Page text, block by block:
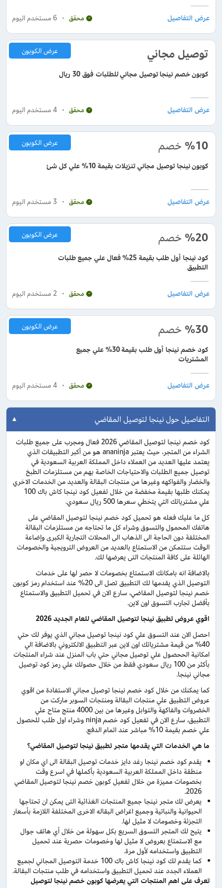
محقق 6مستخدم اليوم
توصيل مجاني
كوبون خصم نينجا توصيل مجاني للطلبات فوق 30 ريال
عرض الكوبون
محقق 4مستخدم اليوم
%10 خصم
كوبون نينجا توصيل مجاني تنزيلات بقيمة 10% علي كل شئ
عرض الكوبون
محقق 3 مستخدم اليوم
%20 خصم
كود نينجا أول طلب بقيمة 25% فعال علي جميع طلبات
التطبيق
عرض الكوبون
محقق 2 مستخدم اليوم
%30 خصم
كود خصم نينجا أول طلب بقيمة 30% علي جميع
المشتريات
عرض الكوبون
محقق 4مستخدم اليوم
التفاصيل حول نينجا لتوصيل المقاضي
كود خصم نينجا لتوصيل المقاضي 2026 فعال ومجرب على جميع طلبات
الشراء من المتجر، حيث يعتبر ananinja هو من أكبر التطبيقات الذي
يعتمد عليها العديد من العملاء داخل المملكة العربية السعودية في
توصيل جميع الطلبات والاحتياجات الخاصة بهم من مستلزمات الطبخ
والخضار والفواكهه وغيرها من منتجات البقالة والعديد من الخدمات الاخري
يمكنك طلبها بقيمة مخفضة من خلال تفعيل كود نينجا كاش باك 100
علي مشترياتك التي يتخطي سعرها 500 ريال سعودي.
كل ما عليك فعله هو تحميل كود خصم نينجا لتوصيل المقاضي على
هاتفك المحمول والتسوق وشراء كل ما تحتاجه من مستلزمات البقالة
المختلفة دون الحاجة الى الذهاب الى المحلات التجارية الكبرى وإضاعة
الوقت ستتمكن من الاستمتاع بالعديد من العروض الترويجية والخصومات
الهائلة على كافة المنتجات التى يعرضها لك.
بالاضافة انه بامكانك الاستمتاع بخصومات لا حصر لها على خدمات
التوصيل الذي يقدمها لك التطبيق تصل الى 20% عند استخدام رمز كوبون
خصم نينجا لتوصيل المقاضي، سارع الان في تحميل التطبيق والاستمتاع
بأفضل تجارب التسوق اون لاين.
اقوي عروض تطبيق نينجا لتوصيل المقاضي للعام الجديد 2026
احصل الان عند التسوق علي كود نينجا توصيل مجاني الذي يوفر لك حتي
40% من قيمة مشترياتك اون لاين عبر التطبيق الالكتروني بالاضافة الي
امكانية الححصول علي توصيل مجاني حتي باب المنزل عند شراء المنتجات
بأكثر من 100 ريال سعودي فقط من خلال حصولك علي رمز كود توصيل
مجاني نينجا.
كما يمكنك من خلال كود خصم نينجا توصيل مجاني الاستفادة من اقوي
عروض التطبيق علي منتجات البقالة ومنتجات السوبر ماركت من
الخضروات والفاكهة والتوابل وغيرها من بين 4000 منتج متاح علي
التطبيق، سارع الان في تفعيل كود خصم ninja وشراء اول طلب للحصول
علي خصم بقيمة 10% مباشر عند اتمام الدفع.
ما هي الخدمات التي يقدمها متجر تطبيق نينجا لتوصيل المقاضي؟
يقدم كود خصم نينجا رغد دايز خدمات توصيل البقالة الى اي مكان او
منطقة داخل المملكة العربية السعودية بأكملها في اسرع وقت
بخصومات مميزة من خلال تفعيل كوبون خصم نينجا لتوصيل المقاضي
2026.
يعرض لك متجر نينجا جميع المنتجات الغذائية التى يمكن ان تحتاجها
الحيوانية والنباتية وجميع اغراض البقاله الاخرى المختلفة اللازمة بأسعار
التجزئة وخصومات لا مثيل لها.
يتيح لك المتجر التسوق السريع بكل سهولة من خلال أي هاتف جوال
مع الاستمتاع بعروض لا مثيل لها وخصومات حصرية عند تحميل
التطبيق واستخدامه لأول مرة.
كما يقدم لك كود نينجا كاش باك 100 خدمة التوصيل المجاني لجميع
العملاء الجدد عند تحميل التطبيق واستخدامه في طلب منتجات البقالة.
تعرف على اهم المنتجات التي يعرضها كوبون خصم نينجا لتوصيل